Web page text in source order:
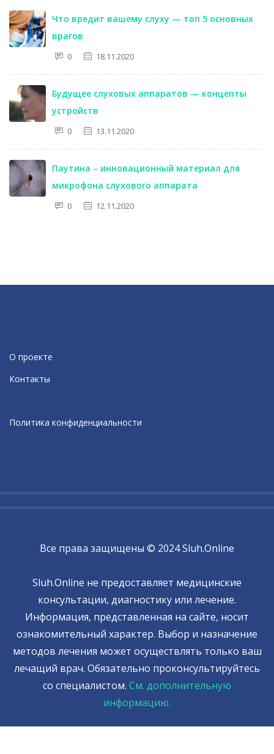
Что вредит вашему слуху — топ 5 основных
врагов
0 18.11.2020
Будущее слуховых аппаратов — концепты
устройств
0 13.11.2020
Паутина – инновационный материал для
микрофона слухового аппарата
0 12.11.2020
О проекте
Контакты
Политика конфиденциальности
Все права защищены © 2024 Sluh.Online
Sluh.Online не предоставляет медицинские
консультации, диагностику или лечение.
Информация, представленная на сайте, носит
ознакомительный характер. Выбор и назначение
методов лечения может осуществлять только ваш
лечащий врач. Обязательно проконсультируйтесь
со специалистом. См. дополнительную
информацию.